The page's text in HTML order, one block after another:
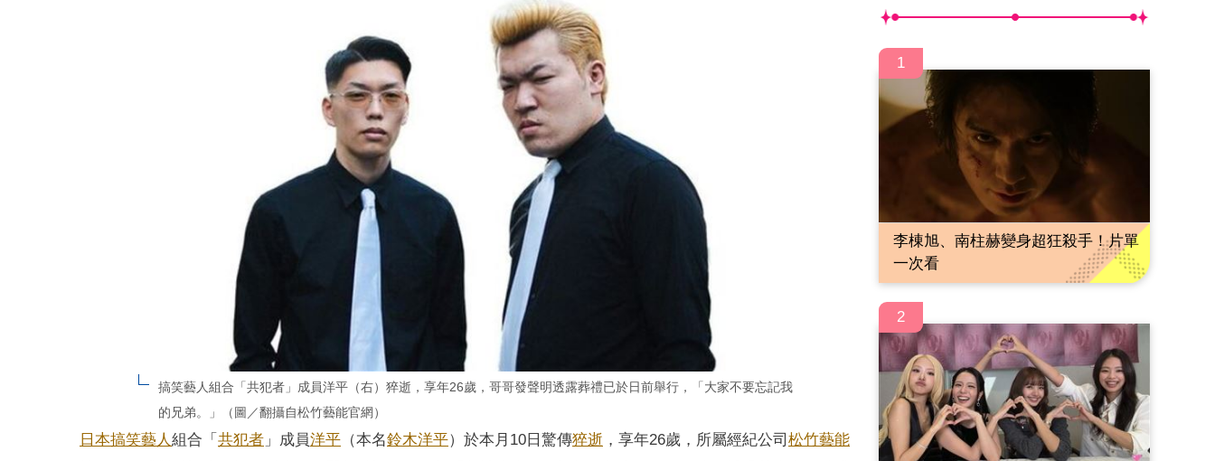
搞笑藝人組合「共犯者」成員洋平（右）猝逝，享年26歲，哥哥發聲明透露葬禮已於日前舉行，「大家不要忘記我
的兄弟。」（圖／翻攝自松竹藝能官網）
日本搞笑藝人組合「 共犯者 」成員洋平 （本名鈴木洋平）於本月10日驚傳猝逝 ，享年26歲，所屬經紀公司 松竹藝能
1
李棟旭、南柱赫變身超狂殺手！片單
一次看
2